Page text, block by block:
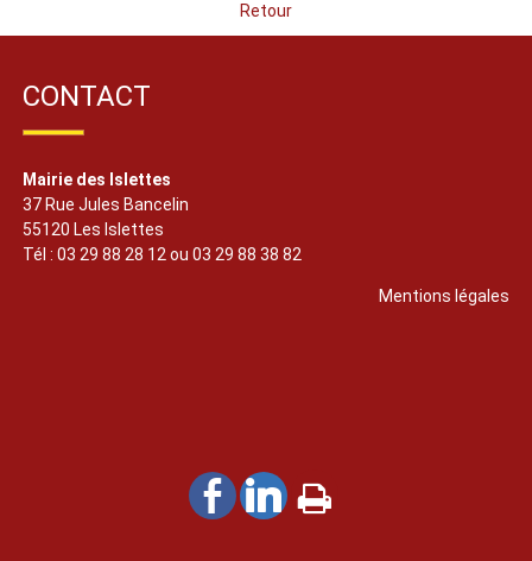
Retour
CONTACT
Mairie des Islettes
37 Rue Jules Bancelin
55120 Les Islettes
Tél : 03 29 88 28 12 ou 03 29 88 38 82
Mentions légales